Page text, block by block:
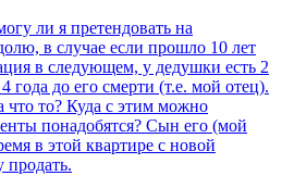
ли я претендовать на
в случае если прошло 10 лет
в следующем, у дедушки есть 2
года до его смерти (т.е. мой отец).
что то? Куда с этим можно
понадобятся? Сын его (мой
в этой квартире с новой
продать.